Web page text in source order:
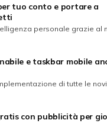
tuo conto e portare a
personale grazie al
e taskbar mobile
di tutte le
con pubblicità per